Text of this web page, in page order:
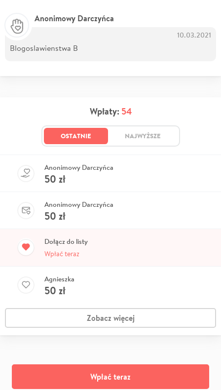
Anonimowy Darczyńca
10.03.2021
Blogoslawienstwa B
Wpłaty: 54
OSTATNIE NAJWYŻSZE
Anonimowy Darczyńca
50 zł
Anonimowy Darczyńca
50 zł
Dołącz do listy
Wpłać teraz
Agnieszka
50 zł
Zobacz więcej
Wpłać teraz